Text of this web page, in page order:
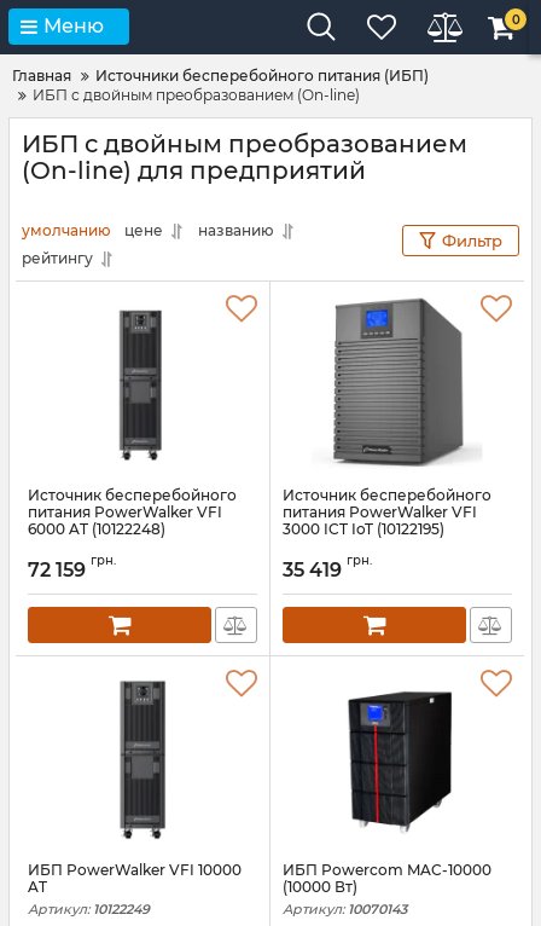
Меню 0
Главная
Источники бесперебойного питания (ИБП)
ИБП с двойным преобразованием (On-line)
ИБП с двойным преобразованием
(On-line) для предприятий
умолчанию цене
названию
рейтингу
Фильтр
Источник бесперебойного
питания PowerWalker VFI
6000 AT (10122248)
72 159 грн.
Источник бесперебойного
питания PowerWalker VFI
3000 ICT IoT (10122195)
35 419 грн.
ИБП PowerWalker VFI 10000
AT
Артикул: 10122249
ИБП Powercom MAC-10000
(10000 Вт)
Артикул: 10070143